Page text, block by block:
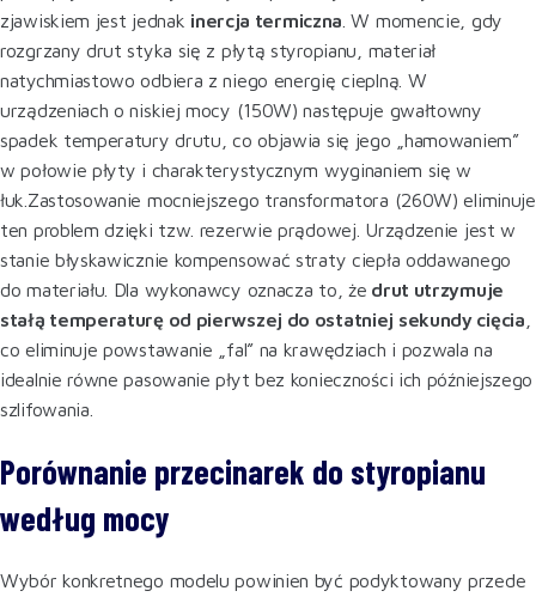
zjawiskiem jest jednak inercja termiczna . W momencie, gdy
rozgrzany drut styka się z płytą styropianu, materiał
natychmiastowo odbiera z niego energię cieplną. W
urządzeniach o niskiej mocy (150W) następuje gwałtowny
spadek temperatury drutu, co objawia się jego „hamowaniem”
w połowie płyty i charakterystycznym wyginaniem się w
łuk.Zastosowanie mocniejszego transformatora (260W) eliminuje
ten problem dzięki tzw. rezerwie prądowej. Urządzenie jest w
stanie błyskawicznie kompensować straty ciepła oddawanego
do materiału. Dla wykonawcy oznacza to, że drut utrzymuje
stałą temperaturę od pierwszej do ostatniej sekundy cięcia
co eliminuje powstawanie „fal” na krawędziach i pozwala na
idealnie równe pasowanie płyt bez konieczności ich późniejszego
szlifowania.
Porównanie przecinarek do styropianu
według mocy
Wybór konkretnego modelu powinien być podyktowany przede